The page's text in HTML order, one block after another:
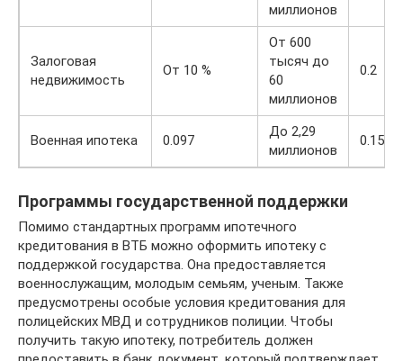
миллионов
Залоговая
недвижимость
От 10 %
От 600
тысяч до
60
миллионов
0.2
Военная ипотека 0.097
До 2,29
миллионов
0.15
Программы государственной поддержки
Помимо стандартных программ ипотечного
кредитования в ВТБ можно оформить ипотеку с
поддержкой государства. Она предоставляется
военнослужащим, молодым семьям, ученым. Также
предусмотрены особые условия кредитования для
полицейских МВД и сотрудников полиции. Чтобы
получить такую ипотеку, потребитель должен